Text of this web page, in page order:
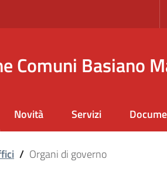
Comuni Basiano
Novità Servizi
/ Organi di governo